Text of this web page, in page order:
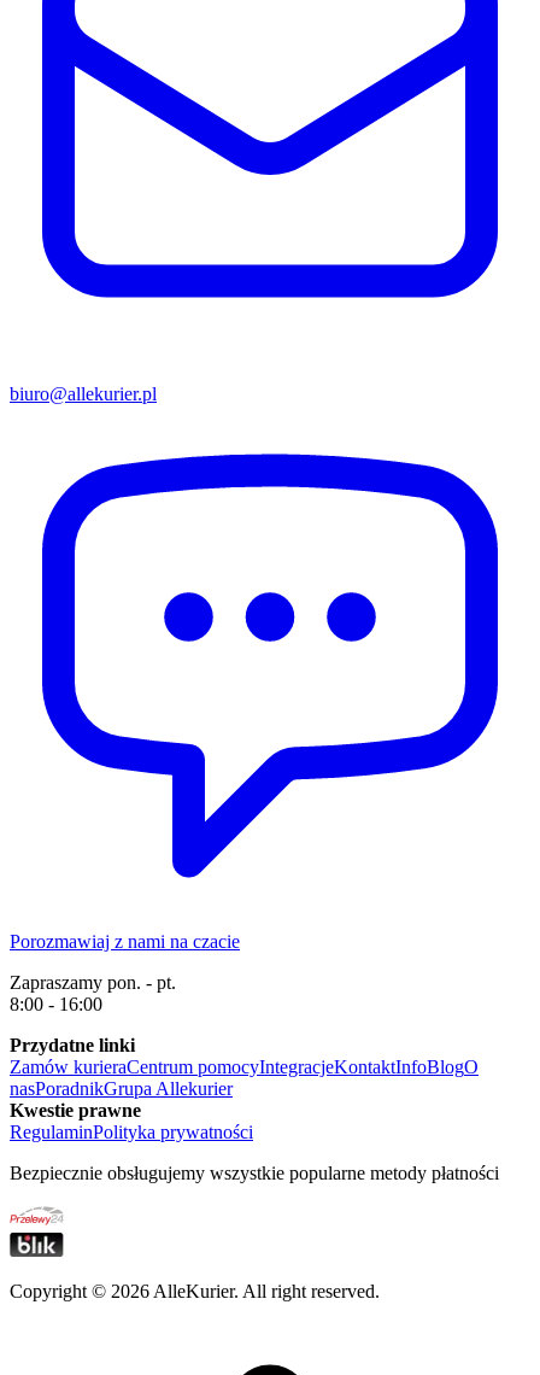
biuro@allekurier.pl
Porozmawiaj z nami na czacie
Zapraszamy pon. - pt.
8:00 - 16:00
Przydatne linki
Zamów kurieraCentrum pomocyIntegracjeKontaktInfoBlogO
nasPoradnikGrupa Allekurier
Kwestie prawne
RegulaminPolityka prywatności
Bezpiecznie obsługujemy wszystkie popularne metody płatności
Copyright © 2026 AlleKurier. All right reserved.